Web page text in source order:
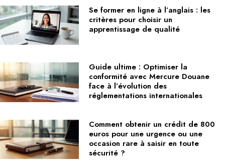
Se former en ligne à l’anglais : les
critères pour choisir un
apprentissage de qualité
Guide ultime : Optimiser la
conformité avec Mercure Douane
face à l’évolution des
réglementations internationales
Comment obtenir un crédit de 800
euros pour une urgence ou une
occasion rare à saisir en toute
sécurité ?